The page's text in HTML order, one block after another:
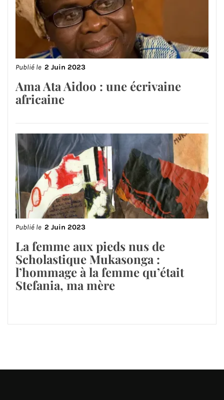
Publié le 2 Juin 2023
Ama Ata Aidoo : une écrivaine
africaine
Publié le 2 Juin 2023
La femme aux pieds nus de
Scholastique Mukasonga :
l’hommage à la femme qu’était
Stefania, ma mère